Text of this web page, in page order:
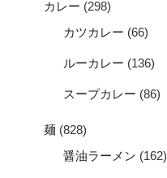
カレー (298)
カツカレー (66)
ルーカレー (136)
スープカレー (86)
麺 (828)
醤油ラーメン (162)